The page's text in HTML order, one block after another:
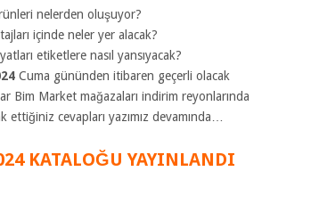
nelerden oluşuyor?
içinde neler yer alacak?
etiketlere nasıl yansıyacak?
Cuma gününden itibaren geçerli olacak
Bim Market mağazaları indirim reyonlarında
cevapları yazımız devamında…
KATALOĞU YAYINLANDI